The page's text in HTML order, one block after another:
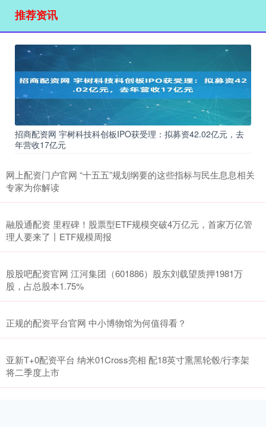
推荐资讯
招商配资网 宇树科技科创板IPO获受理：拟募资42.02亿元，去
年营收17亿元
网上配资门户官网 “十五五”规划纲要的这些指标与民生息息相关
专家为你解读
融股通配资 里程碑！股票型ETF规模突破4万亿元，首家万亿管
理人要来了丨ETF规模周报
股股吧配资官网 江河集团（601886）股东刘载望质押1981万
股，占总股本1.75%
正规的配资平台官网 中小博物馆为何值得看？
亚新T+0配资平台 纳米01Cross亮相 配18英寸熏黑轮毂/行李架
将二季度上市